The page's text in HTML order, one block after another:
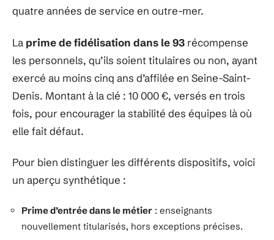
quatre années de service en outre-mer.
La prime de fidélisation dans le 93 récompense
les personnels, qu’ils soient titulaires ou non, ayant
exercé au moins cinq ans d’affilée en Seine-Saint-
Denis. Montant à la clé : 10 000 €, versés en trois
fois, pour encourager la stabilité des équipes là où
elle fait défaut.
Pour bien distinguer les différents dispositifs, voici
un aperçu synthétique :
Prime d’entrée dans le métier : enseignants
nouvellement titularisés, hors exceptions précises.